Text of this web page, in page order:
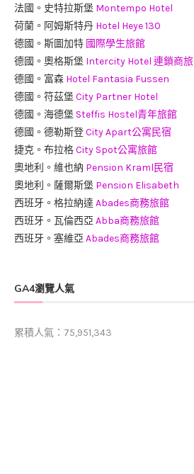
法國。史特拉斯堡 Montempo Hotel
荷蘭。阿姆斯特丹 Hotel Heye 130
德國。斯圖加特 國際學生旅館
德國。奧格斯堡 Intercity Hotel 連鎖商旅
德國。富森 Hotel Fantasia Fussen
德國。符茲堡 City Partner Hotel
德國。海德堡 Steffis Hostel青年旅館
德國。德勒斯登City Apart公寓民宿
捷克。布拉格City Spot公寓旅館
奧地利。維也納 Pension Kraml民宿
奧地利。薩爾斯堡 Pension Elisabeth
西班牙。格拉納達 Abades商務旅館
西班牙。瓦倫西亞 Abba商務旅館
西班牙。塞維亞 Abades商務旅館
GA4瀏覽人氣
累積人氣：75,951,343